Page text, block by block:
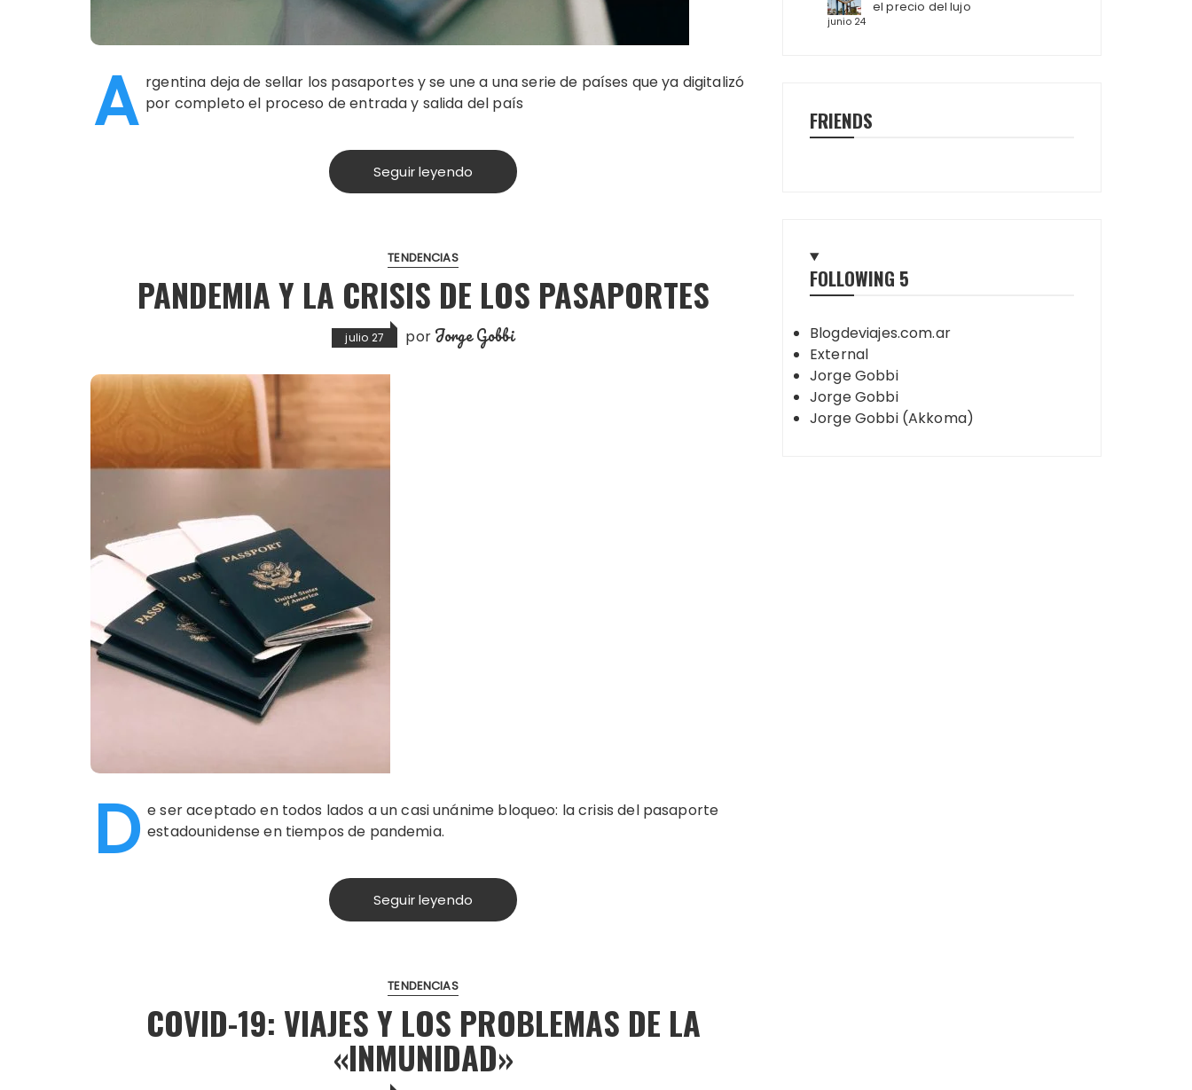
A rgentina deja de sellar los pasaportes y se une a una serie de países que ya digitalizó
por completo el proceso de entrada y salida del país
Seguir leyendo
TENDENCIAS
PANDEMIA Y LA CRISIS DE LOS PASAPORTES
julio 27 por Jorge Gobbi
D e ser aceptado en todos lados a un casi unánime bloqueo: la crisis del pasaporte
estadounidense en tiempos de pandemia.
Seguir leyendo
TENDENCIAS
COVID-19: VIAJES Y LOS PROBLEMAS DE LA
«INMUNIDAD»
el precio del lujo
junio 24
FRIENDS
FOLLOWING 5
Blogdeviajes.com.ar
External
Jorge Gobbi
Jorge Gobbi
Jorge Gobbi (Akkoma)